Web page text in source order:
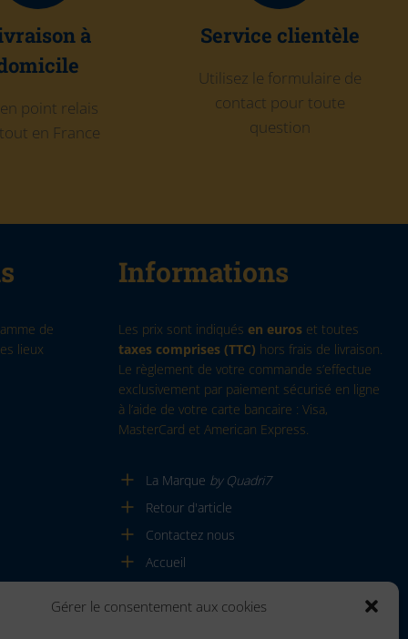
Gérer le consentement aux cookies
à
point relais
en France
Service clientèle
Utilisez le formulaire de
contact pour toute
question
de
lieux
Informations
Les prix sont indiqués en euros et toutes
taxes comprises (TTC) hors frais de livraison.
Le règlement de votre commande s’effectue
exclusivement par paiement sécurisé en ligne
à l’aide de votre carte bancaire : Visa,
MasterCard et American Express.
La Marque by Quadri7
Retour d'article
Contactez nous
Accueil